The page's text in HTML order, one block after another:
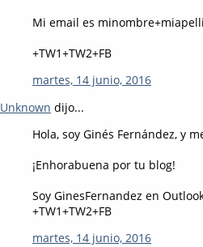
Mi email es
+TW1+TW2+FB
martes, 14 junio, 2016
Unknown dijo...
Hola, soy Ginés Fernández, y
¡Enhorabuena por tu blog!
Soy GinesFernandez en
+TW1+TW2+FB
martes, 14 junio, 2016